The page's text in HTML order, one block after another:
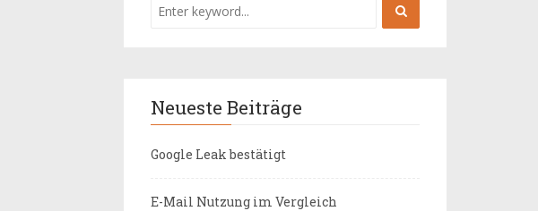
Neueste Beiträge
Google Leak bestätigt
E-Mail Nutzung im Vergleich